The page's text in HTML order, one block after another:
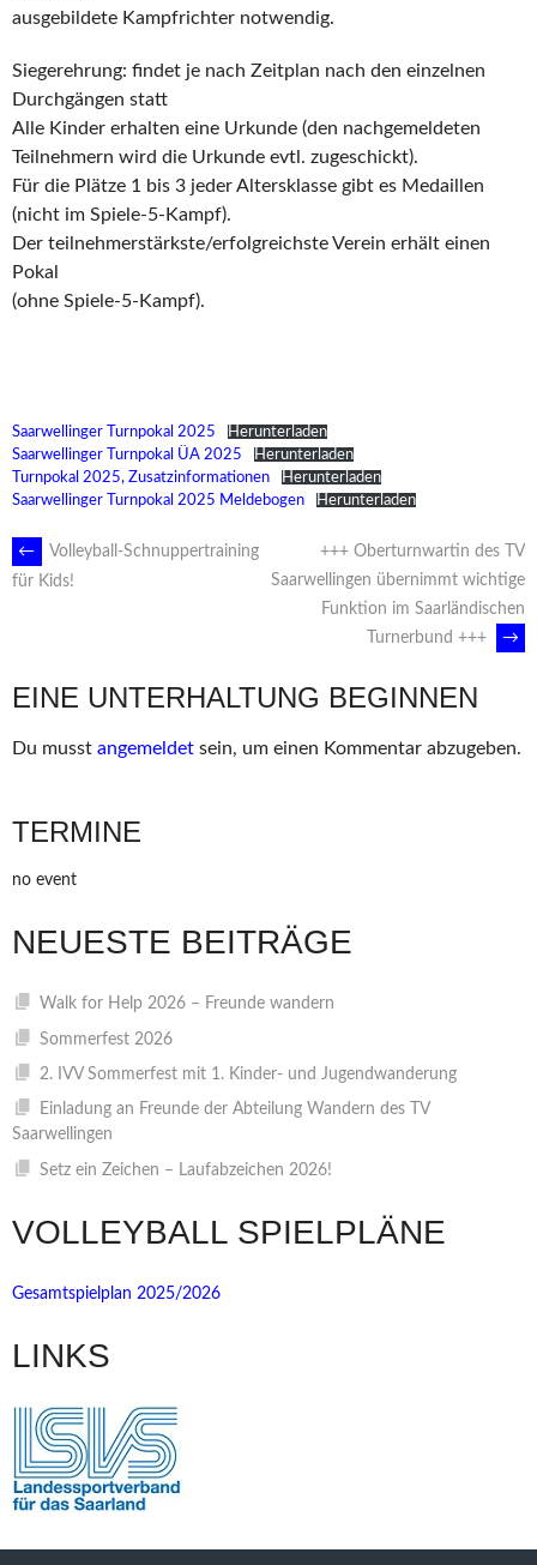
ausgebildete Kampfrichter notwendig.
Siegerehrung: findet je nach Zeitplan nach den einzelnen
Durchgängen statt
Alle Kinder erhalten eine Urkunde (den nachgemeldeten
Teilnehmern wird die Urkunde evtl. zugeschickt).
Für die Plätze 1 bis 3 jeder Altersklasse gibt es Medaillen
(nicht im Spiele-5-Kampf).
Der teilnehmerstärkste/erfolgreichste Verein erhält einen
Pokal
(ohne Spiele-5-Kampf).
Saarwellinger Turnpokal 2025
Herunterladen
Saarwellinger Turnpokal ÜA 2025
Herunterladen
Turnpokal 2025, Zusatzinformationen
Herunterladen
Saarwellinger Turnpokal 2025 Meldebogen
Herunterladen
ARTIKEL-
←
Volleyball-Schnuppertraining
für Kids!
+++ Oberturnwartin des TV
Saarwellingen übernimmt wichtige
Funktion im Saarländischen
Turnerbund +++
→
EINE UNTERHALTUNG BEGINNEN
Du musst angemeldet sein, um einen Kommentar abzugeben.
TERMINE
no event
NEUESTE BEITRÄGE
Walk for Help 2026 – Freunde wandern
Sommerfest 2026
2. IVV Sommerfest mit 1. Kinder- und Jugendwanderung
Einladung an Freunde der Abteilung Wandern des TV
Saarwellingen
Setz ein Zeichen – Laufabzeichen 2026!
VOLLEYBALL SPIELPLÄNE
Gesamtspielplan 2025/2026
LINKS